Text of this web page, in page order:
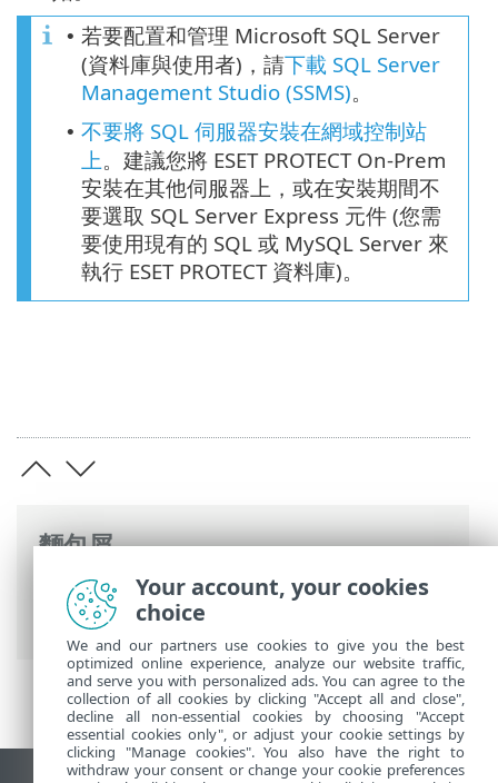
麵包屑
ESET 線上說明>ESET PROTECT On-Prem
升級> 資料庫伺服器備份/升級
• 若要配置和管理 Microsoft SQL Server
(資料庫與使用者)，請下載 SQL Server
Management Studio (SSMS)。
• 不要將 SQL 伺服器安裝在網域控制站
上。建議您將 ESET PROTECT On-Prem
安裝在其他伺服器上，或在安裝期間不
要選取 SQL Server Express 元件 (您需
要使用現有的 SQL 或 MySQL Server 來
執行 ESET PROTECT 資料庫)。
Your account, your cookies
choice
We and our partners use cookies to give you the best
optimized online experience, analyze our website traffic,
and serve you with personalized ads. You can agree to the
collection of all cookies by clicking "Accept all and close",
decline all non-essential cookies by choosing "Accept
essential cookies only", or adjust your cookie settings by
clicking "Manage cookies". You also have the right to
withdraw your consent or change your cookie preferences